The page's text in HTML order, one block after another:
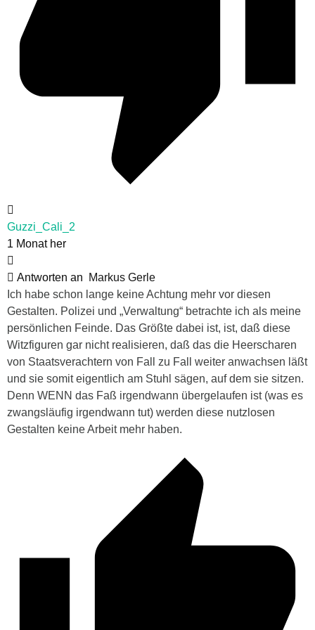
Guzzi_Cali_2
1 Monat her
Antworten an
Markus Gerle
Ich habe schon lange keine Achtung mehr vor diesen
Gestalten. Polizei und „Verwaltung“ betrachte ich als meine
persönlichen Feinde. Das Größte dabei ist, ist, daß diese
Witzfiguren gar nicht realisieren, daß das die Heerscharen
von Staatsverachtern von Fall zu Fall weiter anwachsen läßt
und sie somit eigentlich am Stuhl sägen, auf dem sie sitzen.
Denn WENN das Faß irgendwann übergelaufen ist (was es
zwangsläufig irgendwann tut) werden diese nutzlosen
Gestalten keine Arbeit mehr haben.